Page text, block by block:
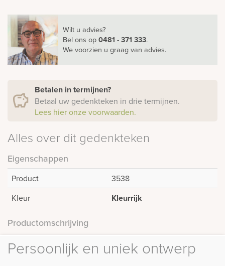
Wilt u advies?
Bel ons op0481 - 371 333.
We voorzien u graag van advies.
Betalen in termijnen?
Betaal uw gedenkteken in drie termijnen.
Lees hier onze voorwaarden.
Alles over dit gedenkteken
Eigenschappen
Product
3538
Kleur
Kleurrijk
Productomschrijving
Persoonlijk en uniek ontwerp